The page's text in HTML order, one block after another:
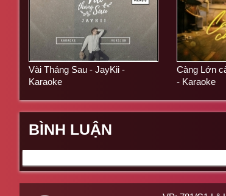
Vài Tháng Sau - JayKii -
Karaoke
Càng Lớn
- Karaoke
BÌNH LUẬN